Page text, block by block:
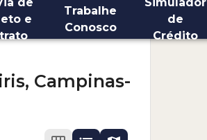
e
Trabalhe
Conosco
de
Crédito
Campinas-